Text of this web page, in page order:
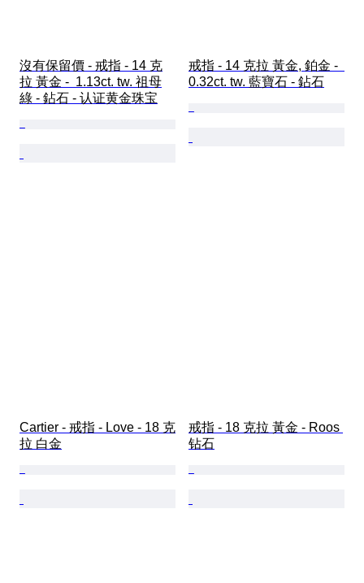
沒有保留價 - 戒指 - 14 克
拉 黃金 -  1.13ct. tw. 祖母
綠 - 鉆石 - 认证黄金珠宝
戒指 - 14 克拉 黃金, 鉑金 -
0.32ct. tw. 藍寶石 - 鉆石
Cartier - 戒指 - Love - 18 克
拉 白金
戒指 - 18 克拉 黃金 - Roos
钻石